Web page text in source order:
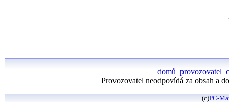
domů provozovatel
Provozovatel neodpovídá za obsah a
(c)PC-